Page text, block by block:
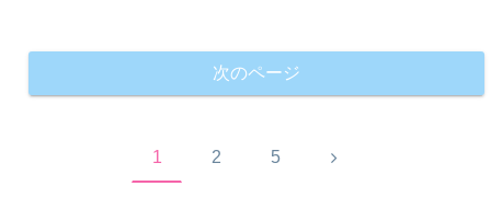
次のページ
1 2 5 次